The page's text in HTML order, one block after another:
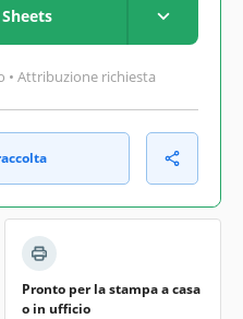
• Attribuzione richiesta
Pronto per la stampa a casa
o in ufficio